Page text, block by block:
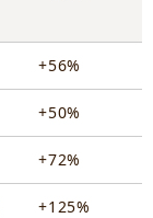
+56%
+50%
+72%
+125%